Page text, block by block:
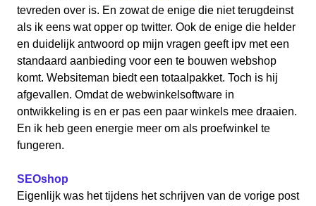
tevreden over is. En zowat de enige die niet terugdeinst
als ik eens wat opper op twitter. Ook de enige die helder
en duidelijk antwoord op mijn vragen geeft ipv met een
standaard aanbieding voor een te bouwen webshop
komt. Websiteman biedt een totaalpakket. Toch is hij
afgevallen. Omdat de webwinkelsoftware in
ontwikkeling is en er pas een paar winkels mee draaien.
En ik heb geen energie meer om als proefwinkel te
fungeren.
SEOshop
Eigenlijk was het tijdens het schrijven van de vorige post